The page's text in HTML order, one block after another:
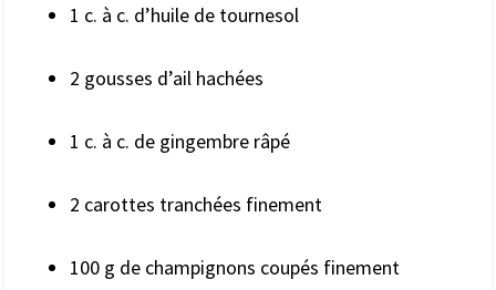
1 c. à c. d’huile de tournesol
2 gousses d’ail hachées
1 c. à c. de gingembre râpé
2 carottes tranchées finement
100 g de champignons coupés finement